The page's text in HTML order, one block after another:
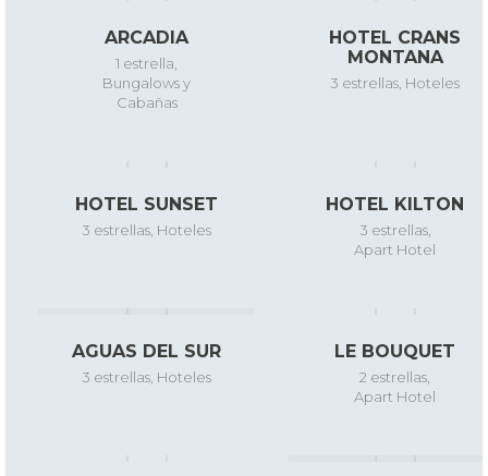
ARCADIA
1 estrella
Bungalows y
Cabañas
HOTEL CRANS
MONTANA
3 estrellas Hoteles
HOTEL SUNSET
3 estrellas Hoteles
HOTEL KILTON
3 estrellas,
Apart Hotel
AGUAS DEL SUR
3 estrellas Hoteles
LE BOUQUET
2 estrellas
Apart Hotel